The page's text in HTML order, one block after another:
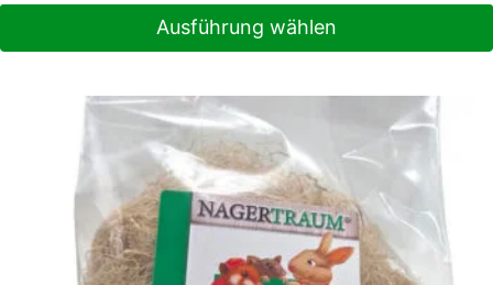
Ausführung wählen
Varianten
Optionen